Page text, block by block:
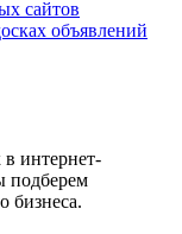
сайтов
объявлений
интернет-
подберем
бизнеса.